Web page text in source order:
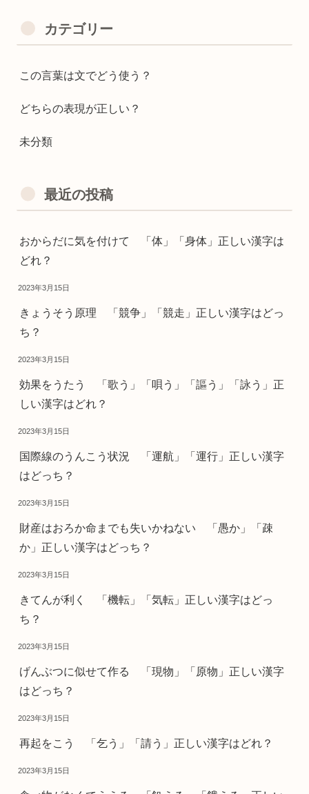
カテゴリー
この言葉は文でどう使う？
どちらの表現が正しい？
未分類
最近の投稿
おからだに気を付けて 「体」「身体」正しい漢字は
どれ？
2023年3月15日
きょうそう原理 「競争」「競走」正しい漢字はどっ
ち？
2023年3月15日
効果をうたう 「歌う」「唄う」「謳う」「詠う」正
しい漢字はどれ？
2023年3月15日
国際線のうんこう状況 「運航」「運行」正しい漢字
はどっち？
2023年3月15日
財産はおろか命までも失いかねない 「愚か」「疎
か」正しい漢字はどっち？
2023年3月15日
きてんが利く 「機転」「気転」正しい漢字はどっ
ち？
2023年3月15日
げんぶつに似せて作る 「現物」「原物」正しい漢字
はどっち？
2023年3月15日
再起をこう 「乞う」「請う」正しい漢字はどれ？
2023年3月15日